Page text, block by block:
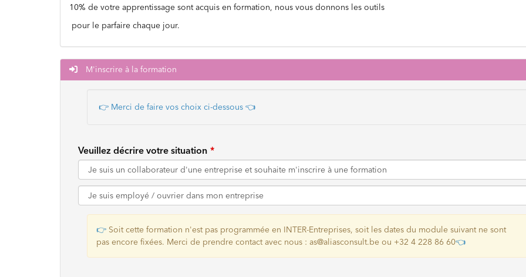
10% de votre apprentissage sont acquis en formation, nous vous donnons les outils
pour le parfaire chaque jour.
M'inscrire à la formation
👉 Merci de faire vos choix ci-dessous 👈
Veuillez décrire votre situation
👉 Soit cette formation n'est pas programmée en INTER-Entreprises, soit les dates du module suivant ne sont
pas encore fixées. Merci de prendre contact avec nous : as@aliasconsult.be ou +32 4 228 86 60👈